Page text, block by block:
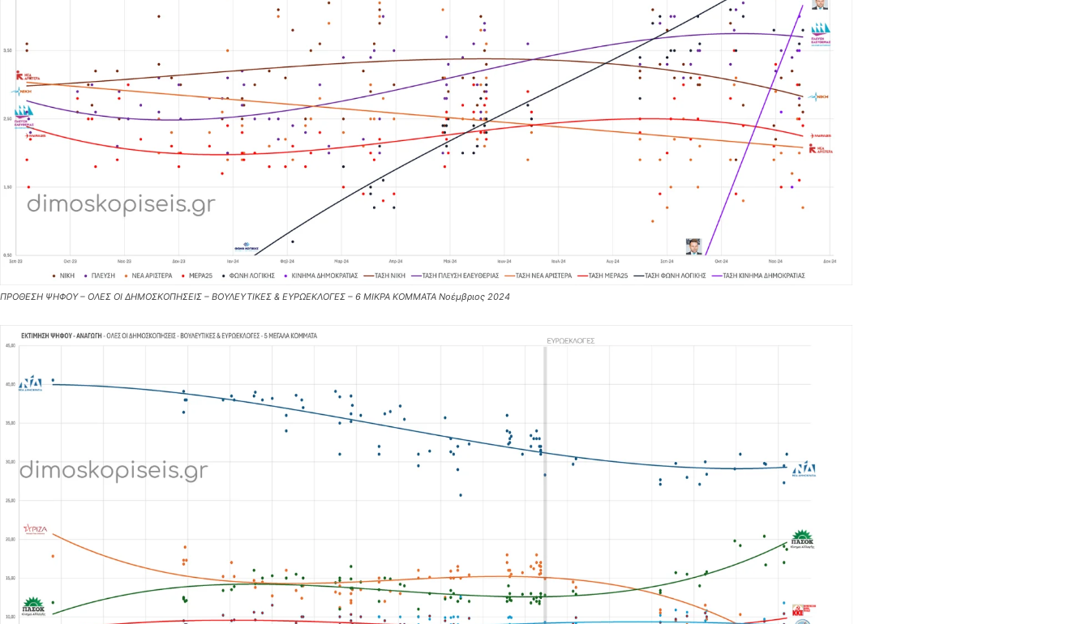
ΠΡΟΘΕΣΗ ΨΗΦΟΥ – ΟΛΕΣ ΟΙ ΔΗΜΟΣΚΟΠΗΣΕΙΣ – ΒΟΥΛΕΥΤΙΚΕΣ & ΕΥΡΩΕΚΛΟΓΕΣ – 6 ΜΙΚΡΑ ΚΟΜΜΑΤΑ Νοέμβριος 2024